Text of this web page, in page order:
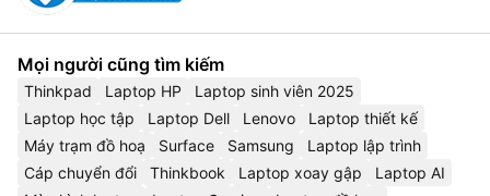
Mọi người cũng tìm kiếm
Thinkpad Laptop HP
Laptop sinh viên 2025
Laptop học tập
Laptop Dell Lenovo
Laptop thiết kế
Máy trạm đồ hoạ
Surface Samsung
Laptop lập trình
Cáp chuyển đổi
Thinkbook Laptop xoay gập
Laptop AI